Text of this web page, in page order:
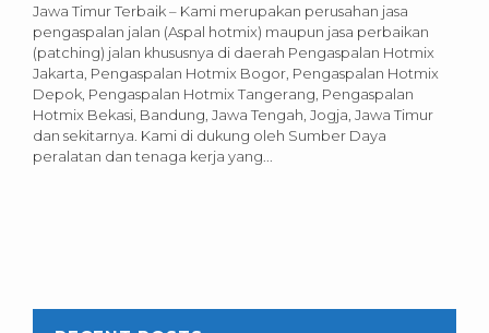
Jawa Timur Terbaik – Kami merupakan perusahan jasa
pengaspalan jalan (Aspal hotmix) maupun jasa perbaikan
(patching) jalan khususnya di daerah Pengaspalan Hotmix
Jakarta, Pengaspalan Hotmix Bogor, Pengaspalan Hotmix
Depok, Pengaspalan Hotmix Tangerang, Pengaspalan
Hotmix Bekasi, Bandung, Jawa Tengah, Jogja, Jawa Timur
dan sekitarnya. Kami di dukung oleh Sumber Daya
peralatan dan tenaga kerja yang...